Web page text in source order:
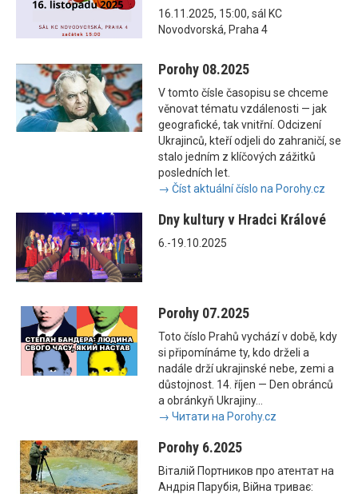
16.11.2025, 15:00, sál KC
Novodvorská, Praha 4
Porohy 08.2025
V tomto čísle časopisu se chceme
věnovat tématu vzdálenosti — jak
geografické, tak vnitřní. Odcizení
Ukrajinců, kteří odjeli do zahraničí, se
stalo jedním z klíčových zážitků
posledních let.
→ Číst aktuální číslo na Porohy.cz
Dny kultury v Hradci Králové
6.-19.10.2025
Porohy 07.2025
Toto číslo Prahů vychází v době, kdy
si připomínáme ty, kdo drželi a
nadále drží ukrajinské nebe, zemi a
důstojnost. 14. říjen — Den obránců
a obránkyň Ukrajiny...
→ Читати на Porohy.cz
Porohy 6.2025
Віталій Портников про атентат на
Андрія Парубія, Війна триває: